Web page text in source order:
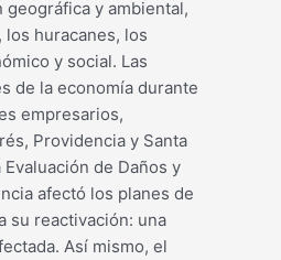
y ambiental,
huracanes, los
y social. Las
de la economía durante
empresarios,
Providencia y Santa
de Daños y
afectó los planes de
su reactivación: una
Así mismo, el